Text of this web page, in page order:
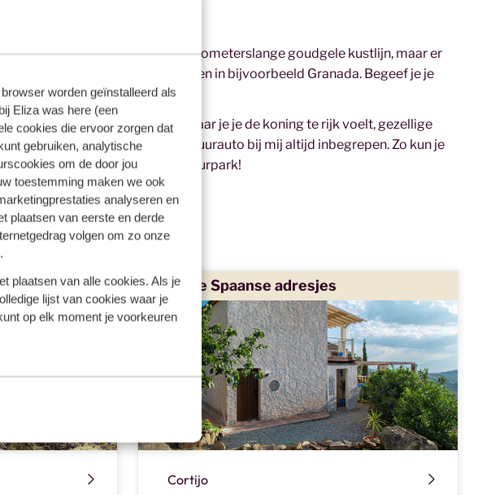
worden geïnstalleerd als
Eliza was here (een
cookies die ervoor zorgen dat
gebruiken, analytische
om de door jou
toestemming maken we ook
analyseren en
plaatsen van eerste en derde
volgen om zo onze
plaatsen van alle cookies. Als je
lijst van cookies waar je
op elk moment je voorkeuren
streek staat bekend om haar kilometerslange goudgele kustlijn, maar er
prachtige Moorse bouwwerken in bijvoorbeeld Granada. Begeef je je
fijn kunt wandelen en fietsen.
Van authentieke landhuizen, waar je je de koning te rijk voelt, gezellige
met het vliegtuig? Dan is een huurauto bij mij altijd inbegrepen. Zo kun je
dorpje en van stad naar natuurpark!
Unieke Spaanse adresjes
Cortijo